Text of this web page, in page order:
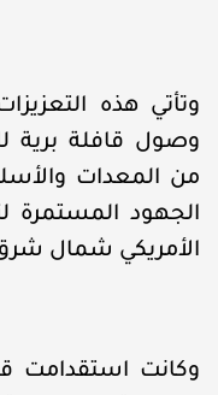
وصول قافلة برية
من المعدات
الجهود المستمرة
الأمريكي شمال
وكانت استقدامت